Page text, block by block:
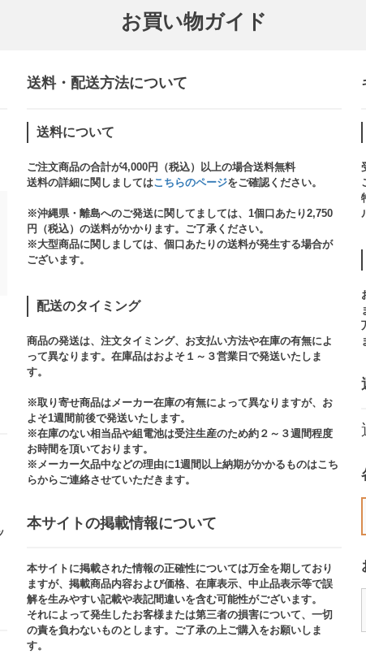
お買い物ガイド
送料・配送方法について​
送料について
ご注文商品の合計が4,000円（税込）以上の場合送料無料
送料の詳細に関しましてはこちらのページをご確認ください。​
※沖縄県・離島へのご発送に関してましては、1個口あたり2,750
円（税込）の送料がかかります。ご了承ください。
※大型商品に関しましては、個口あたりの送料が発生する場合が
ございます。​
配送のタイミング
商品の発送は、注文タイミング、お支払い方法や在庫の有無によ
って異なります。在庫品はおよそ１～３営業日で発送いたしま
す。​
※取り寄せ商品はメーカー在庫の有無によって異なりますが、お
よそ1週間前後で発送いたします。
※在庫のない相当品や組電池は受注生産のため約２～３週間程度
お時間を頂いております。​
※メーカー欠品中などの理由に1週間以上納期がかかるものはこち
らからご連絡させていただきます。
本サイトの掲載情報について​
本サイトに掲載された情報の正確性については万全を期しており
ますが、掲載商品内容および価格、在庫表示、中止品表示等で誤
解を生みやすい記載や表記間違いを含む可能性がございます。​
それによって発生したお客様または第三者の損害について、一切
の責を負わないものとします。ご了承の上ご購入をお願いしま
す。